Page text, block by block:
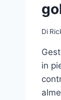
Di
in